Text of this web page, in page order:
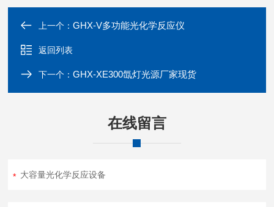
上一个：GHX-V多功能光化学反应仪
返回列表
下一个：GHX-XE300氙灯光源厂家现货
在线留言